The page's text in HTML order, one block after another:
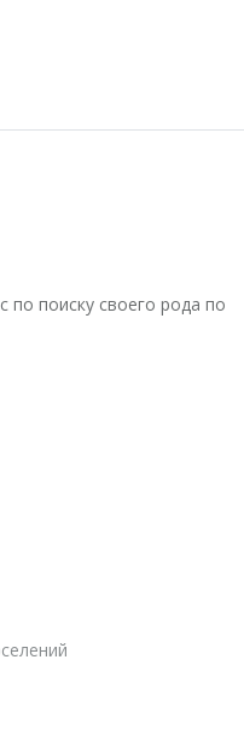
по поиску своего рода по